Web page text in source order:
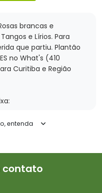
brancas e
e Lírios. Para
que partiu. Plantão
no What's (410
Curitiba e Região
dos colegas”
entenda
contato